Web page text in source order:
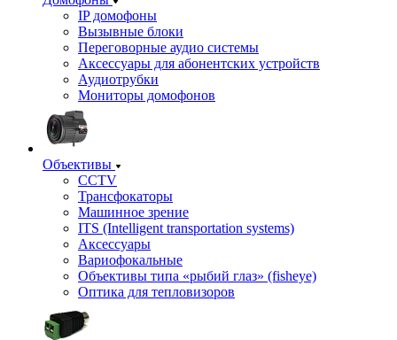
IP домофоны
Вызывные блоки
Переговорные аудио системы
Аксессуары для абонентских устройств
Аудиотрубки
Мониторы домофонов
Объективы
CCTV
Трансфокаторы
Машинное зрение
ITS (Intelligent transportation systems)
Аксессуары
Вариофокальные
Объективы типа «рыбий глаз» (fisheye)
Оптика для тепловизоров